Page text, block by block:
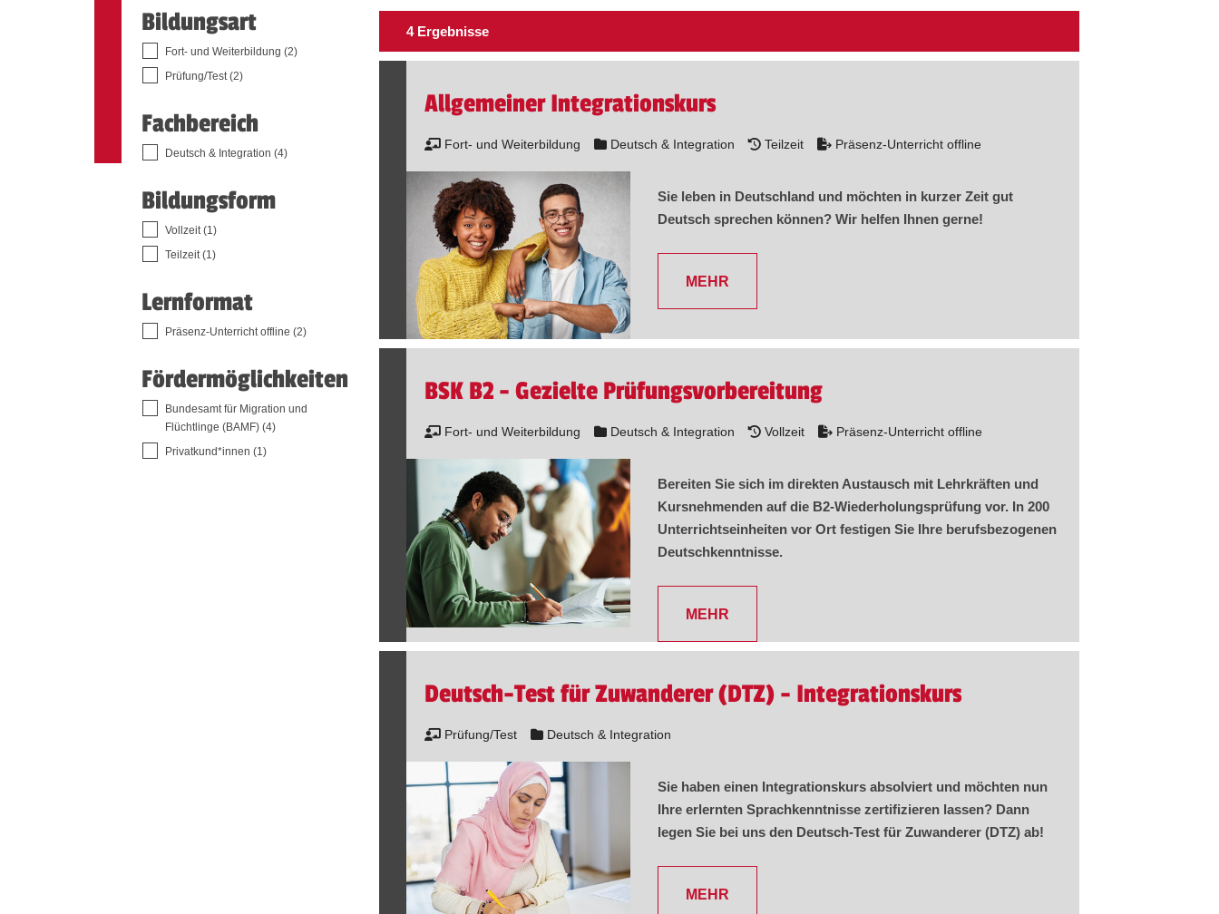
Bildungsart
Fort- und Weiterbildung (2)
Prüfung/Test (2)
Fachbereich
Deutsch & Integration (4)
Bildungsform
Vollzeit (1)
Teilzeit (1)
Lernformat
Präsenz-Unterricht offline (2)
Fördermöglichkeiten
Bundesamt für Migration und
Flüchtlinge (BAMF) (4)
Privatkund*innen (1)
4 Ergebnisse
Allgemeiner Integrationskurs
Fort- und Weiterbildung Deutsch & Integration Teilzeit Präsenz-Unterricht offline
Sie leben in Deutschland und möchten in kurzer Zeit gut
Deutsch sprechen können? Wir helfen Ihnen gerne!
MEHR
BSK B2 - Gezielte Prüfungsvorbereitung
Fort- und Weiterbildung Deutsch & Integration Vollzeit Präsenz-Unterricht offline
Bereiten Sie sich im direkten Austausch mit Lehrkräften und
Kursnehmenden auf die B2-Wiederholungsprüfung vor. In 200
Unterrichtseinheiten vor Ort festigen Sie Ihre berufsbezogenen
Deutschkenntnisse.
MEHR
Deutsch-Test für Zuwanderer (DTZ) - Integrationskurs
Prüfung/Test Deutsch & Integration
Sie haben einen Integrationskurs absolviert und möchten nun
Ihre erlernten Sprachkenntnisse zertifizieren lassen? Dann
legen Sie bei uns den Deutsch-Test für Zuwanderer (DTZ) ab!
MEHR